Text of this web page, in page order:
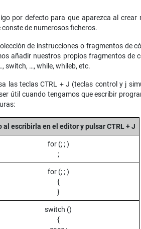
por defecto para que aparezca al
de numerosos ficheros.
de instrucciones o fragmentos de
añadir nuestros propios fragmentos de
switch, …, while, whileb, etc.
las teclas CTRL + J (teclas control y j
útil cuando tengamos que escribir
al escribirla en el editor y pulsar CTRL + J
for (; ; )
;
for (; ; )
{
}
switch ()
{